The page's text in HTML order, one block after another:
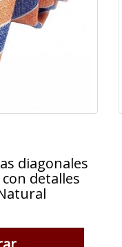
diagonales
detalles
Natural
diagonales
detalles